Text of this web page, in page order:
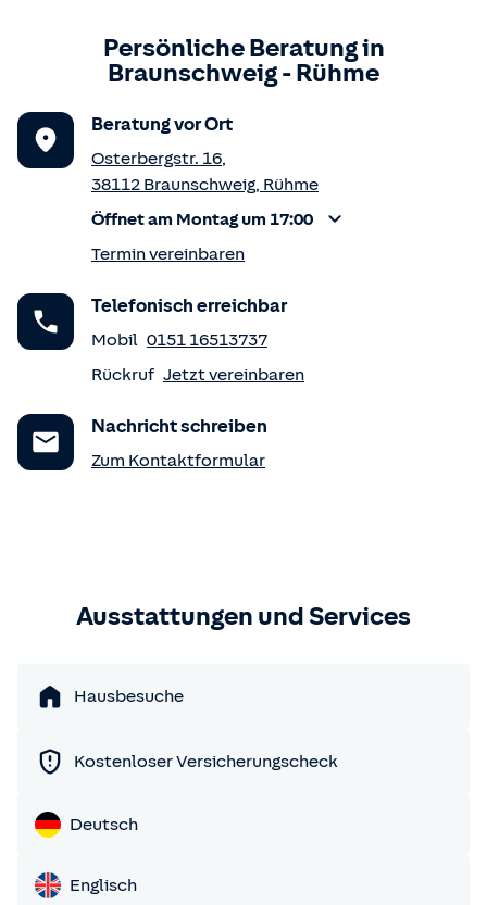
Persönliche Beratung in
Braunschweig-Rühme
Beratung vor Ort
Osterbergstr. 16,
38112 Braunschweig, Rühme
Öffnet am Montag um 17:00
Termin vereinbaren
Telefonisch erreichbar
Mobil 0151 16513737
Rückruf Jetzt vereinbaren
Nachricht schreiben
Zum Kontaktformular
Ausstattungen und Services
Hausbesuche
Kostenloser Versicherungscheck
Deutsch
Englisch